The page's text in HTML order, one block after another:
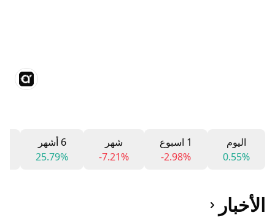
اليوم
0.55%
1 اسبوع
-2.98%
شهر
-7.21%
6 أشهر
25.79%
الأخبار